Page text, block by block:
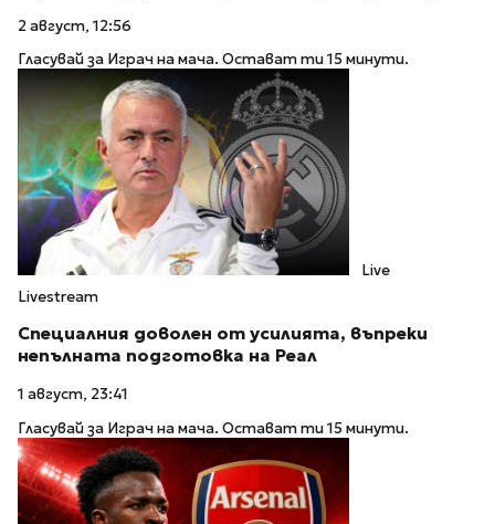
2 август, 12:56
Гласувай за Играч на мача. Остават ти 15 минути.
Live
Livestream
Специалния доволен от усилията, въпреки
непълната подготовка на Реал
1 август, 23:41
Гласувай за Играч на мача. Остават ти 15 минути.